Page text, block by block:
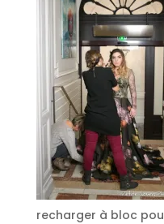
recharger à bloc